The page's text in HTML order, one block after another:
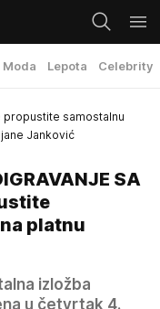
Moda Lepota Celebrity
propustite samostalnu
Janković
SA
platnu
izložba
u četvrtak 4.